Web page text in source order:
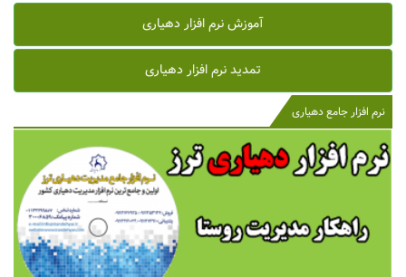
آموزش نرم افزار دهیاری
تمدید نرم افزار دهیاری
نرم افزار جامع دهیاری